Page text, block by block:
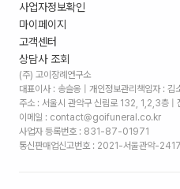
사업자정보확인
마이페이지
고객센터
상담사 조회
(주) 고이장례연구소
대표이사 : 송슬옹 | 개인정보관리책임자 : 김
주소 : 서울시 관악구 신림로 132, 1,2,3층 |
이메일 : contact@goifuneral.co.kr
사업자 등록번호 : 831-87-01971
통신판매업신고번호 : 2021-서울관악-2417